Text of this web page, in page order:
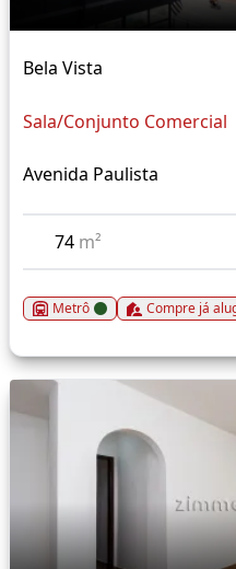
Bela Vista
Sala/Conjunto Comercial
Avenida Paulista
74 m²
Metrô Compre já